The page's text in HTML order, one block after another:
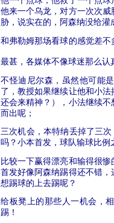
他来一个乌龙，对方一次次
胁，说实在的，阿森纳没给
和弗勒姆那场看球的感觉差
最甚，各媒体不像球迷那么
不怪迪尼尔森，虽然他可能
了，教授如果继续让他和小
还会来精神？），小法继续
而出呢；
三次机会，本特纳丢掉了三
吗？小本首发，球队输球比
比较一下赢得漂亮和输得很
首发好像阿森纳踢得还不错
想踢球的上去踢呢？
给板凳上的那些人一机会，
踢！